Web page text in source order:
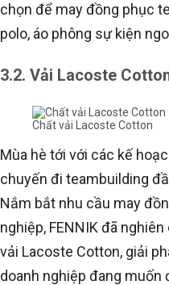
chọn để may đồng phục
polo, áo phông sự kiện
3.2. Vải Lacoste
Chất vải Lacoste Cotton
Mùa hè tới với các kế
chuyến đi teambuilding
Nắm bắt nhu cầu may
nghiệp, FENNIK đã
vải Lacoste Cotton, giải
doanh nghiệp đang muốn